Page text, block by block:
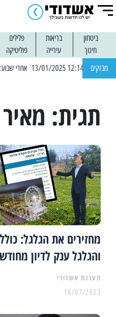
ביטחון בריאות פלילים
חינוך
עירייה פוליטיקה
מבזקים
| 12:14 13/01/2025 אחרי שבוע: הוסר איסור הרחצה בחופי אשדוד
תגית:
מחזירים את הגלגל:
והגלגל ענק לדיון
מערכת אשדודי
18/07/2023